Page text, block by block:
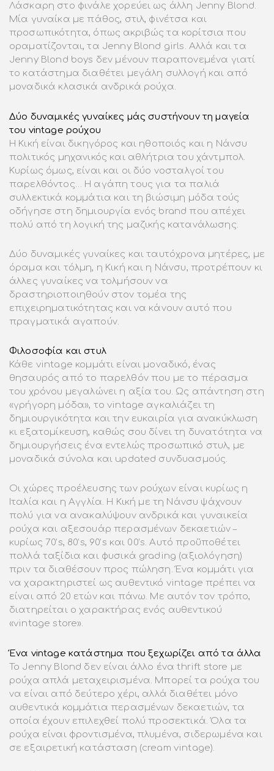
Λάσκαρη στο φινάλε χορεύει ως άλλη Jenny Blond.
Μία γυναίκα με πάθος, στιλ, φινέτσα και
προσωπικότητα, όπως ακριβώς τα κορίτσια που
οραματίζονται, τα Jenny Blond girls. Αλλά και τα
Jenny Blond boys δεν μένουν παραπονεμένα γιατί
το κατάστημα διαθέτει μεγάλη συλλογή και από
μοναδικά κλασικά ανδρικά ρούχα.
Δύο δυναμικές γυναίκες μάς συστήνουν τη μαγεία
του vintage ρούχου
Η Κική είναι δικηγόρος και ηθοποιός και η Νάνσυ
πολιτικός μηχανικός και αθλήτρια του χάντμπολ.
Κυρίως όμως, είναι και οι δύο νοσταλγοί του
παρελθόντος… Η αγάπη τους για τα παλιά
συλλεκτικά κομμάτια και τη βιώσιμη μόδα τούς
οδήγησε στη δημιουργία ενός brand που απέχει
πολύ από τη λογική της μαζικής κατανάλωσης.
Δύο δυναμικές γυναίκες και ταυτόχρονα μητέρες, με
όραμα και τόλμη, η Κική και η Νάνσυ, προτρέπουν κι
άλλες γυναίκες να τολμήσουν να
δραστηριοποιηθούν στον τομέα της
επιχειρηματικότητας και να κάνουν αυτό που
πραγματικά αγαπούν.
Φιλοσοφία και στυλ
Κάθε vintage κομμάτι είναι μοναδικό, ένας
θησαυρός από το παρελθόν που με το πέρασμα
του χρόνου μεγαλώνει η αξία του. Ως απάντηση στη
«γρήγορη μόδα», το vintage αγκαλιάζει τη
δημιουργικότητα και την ευκαιρία για ανακύκλωση
κι εξατομίκευση, καθώς σου δίνει τη δυνατότητα να
δημιουργήσεις ένα εντελώς προσωπικό στυλ, με
μοναδικά σύνολα και updated συνδυασμούς.
Οι χώρες προέλευσης των ρούχων είναι κυρίως η
Ιταλία και η Αγγλία. Η Κική με τη Νάνσυ ψάχνουν
πολύ για να ανακαλύψουν ανδρικά και γυναικεία
ρούχα και αξεσουάρ περασμένων δεκαετιών –
κυρίως 70’s, 80’s, 90’s και 00’s. Αυτό προϋποθέτει
πολλά ταξίδια και φυσικά grading (αξιολόγηση)
πριν τα διαθέσουν προς πώληση. Ένα κομμάτι για
να χαρακτηριστεί ως αυθεντικό vintage πρέπει να
είναι από 20 ετών και πάνω. Με αυτόν τον τρόπο,
διατηρείται ο χαρακτήρας ενός αυθεντικού
«vintage store».
Ένα vintage κατάστημα που ξεχωρίζει από τα άλλα
Το Jenny Blond δεν είναι άλλο ένα thrift store με
ρούχα απλά μεταχειρισμένα. Μπορεί τα ρούχα του
να είναι από δεύτερο χέρι, αλλά διαθέτει μόνο
αυθεντικά κομμάτια περασμένων δεκαετιών, τα
οποία έχουν επιλεχθεί πολύ προσεκτικά. Όλα τα
ρούχα είναι φροντισμένα, πλυμένα, σιδερωμένα και
σε εξαιρετική κατάσταση (cream vintage).